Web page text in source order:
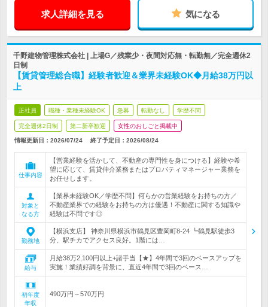
求人詳細を見る 気になる
千野建物管理株式会社 | 上場G／残業少・夜間対応無・転勤無／完全週休2
日制
【賃貸管理総合職】経験者歓迎＆業界未経験OK◆月給38万円以
上
正社員 職種・業種未経験OK 急募 転勤なし 学歴不問
完全週休2日制 第二新卒歓迎 女性のおしごと掲載中
情報更新日：2026/07/24 終了予定日： 2026/08/24
仕事内容
【営業経験を活かして、不動産の専門性を身につける】経験や希
望に応じて、賃貸仲介業務またはプロパティマネージャー業務を
お任せします。
対象と
なる方
【業界未経験OK／学歴不問】何らかの営業経験をお持ちの方／
不動産業界での経験をお持ちの方は優遇！不動産に関する知識や
経験は不問です◎
勤務地
【横浜支店】 神奈川県横浜市鶴見区豊岡町8-24 ┗鶴見駅徒歩3
分、駅チカでアクセス良好。1階には…
給与
月給38万2,100円以上+諸手当【★】4年間で3回のベースアップを
実施！業績好調を背景に、直近4年間で3回のベース…
初年度
年収
490万円～570万円